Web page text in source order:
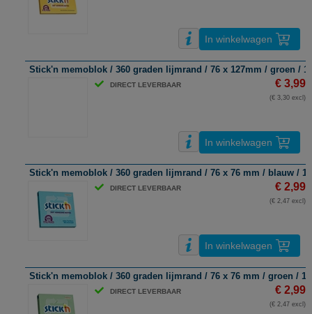
In winkelwagen
Stick'n memoblok / 360 graden lijmrand / 76 x 127mm / groen /
DIRECT LEVERBAAR € 3,99
(€ 3,30 excl)
In winkelwagen
Stick'n memoblok / 360 graden lijmrand / 76 x 76 mm / blauw /
DIRECT LEVERBAAR € 2,99
(€ 2,47 excl)
In winkelwagen
Stick'n memoblok / 360 graden lijmrand / 76 x 76 mm / groen /
DIRECT LEVERBAAR € 2,99
(€ 2,47 excl)